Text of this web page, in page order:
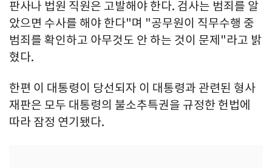
판사나 법원 직원은 고발해야 한다. 검사는 범죄를 알
았으면 수사를 해야 한다"며 "공무원이 직무수행 중
범죄를 확인하고 아무것도 안 하는 것이 문제"라고 밝
혔다.
한편 이 대통령이 당선되자 이 대통령과 관련된 형사
재판은 모두 대통령의 불소추특권을 규정한 헌법에
따라 잠정 연기됐다.